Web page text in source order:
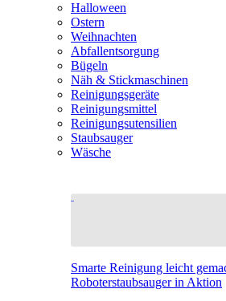
Halloween
Ostern
Weihnachten
Abfallentsorgung
Bügeln
Näh & Stickmaschinen
Reinigungsgeräte
Reinigungsmittel
Reinigungsutensilien
Staubsauger
Wäsche
Smarte Reinigung leicht
Roboterstaubsauger in Aktion